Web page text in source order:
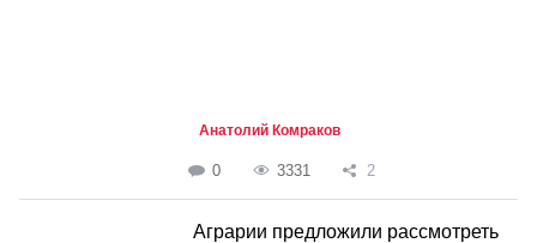
Анатолий Комраков
0 3331 2
Аграрии предложили рассмотреть